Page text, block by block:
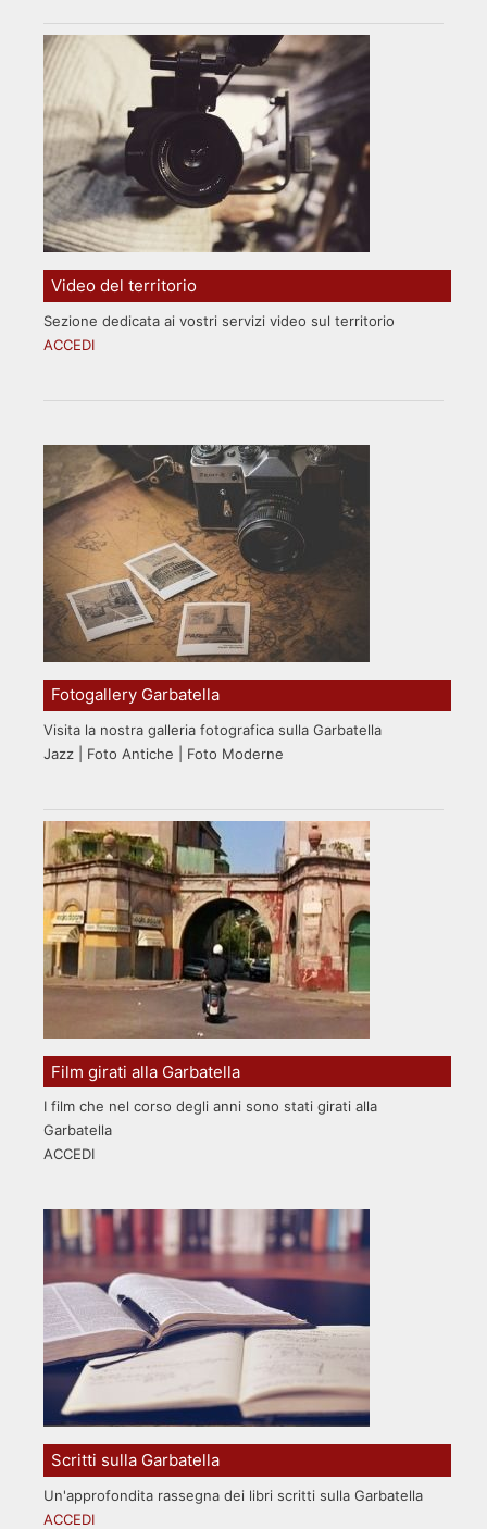
Video del territorio
Sezione dedicata ai vostri servizi video sul territorio
ACCEDI
Fotogallery Garbatella
Visita la nostra galleria fotografica sulla Garbatella
Jazz | Foto Antiche | Foto Moderne
Film girati alla Garbatella
I film che nel corso degli anni sono stati girati alla
Garbatella
ACCEDI
Scritti sulla Garbatella
Un'approfondita rassegna dei libri scritti sulla Garbatella
ACCEDI